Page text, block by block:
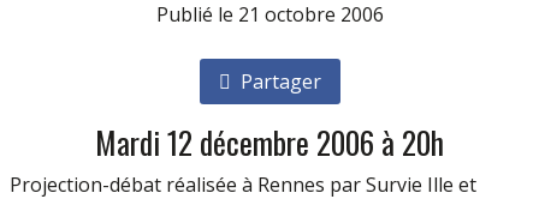
Publié le 21 octobre 2006
Partager
Mardi 12 décembre 2006 à 20h
Projection-débat réalisée à Rennes par Survie Ille et